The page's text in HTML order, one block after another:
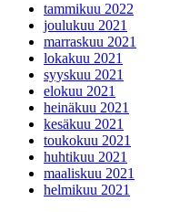
tammikuu 2022
joulukuu 2021
marraskuu 2021
lokakuu 2021
syyskuu 2021
elokuu 2021
heinäkuu 2021
kesäkuu 2021
toukokuu 2021
huhtikuu 2021
maaliskuu 2021
helmikuu 2021